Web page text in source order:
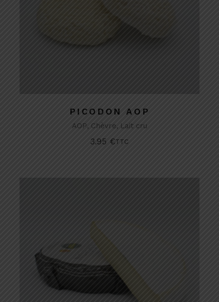
PICODON AOP
AOP Chèvre Lait cru
3.95 €TTC